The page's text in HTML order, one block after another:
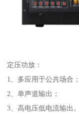
定压功放：
1、多应用于公共场合；
2、单声道输出；
3、高电压低电流输出。